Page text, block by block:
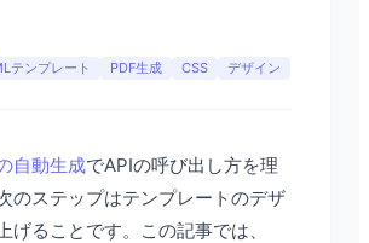
テンプレート PDF生成 CSS デザイン
自動生成でAPIの呼び出し方を理
のステップはテンプレートのデザ
げることです。この記事では、